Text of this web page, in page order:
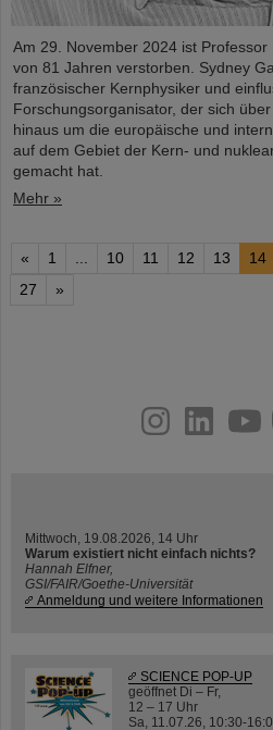
Am 29. November 2024 ist Professor
von 81 Jahren verstorben. Sydney
französischer Kernphysiker und
Forschungsorganisator, der sich
hinaus um die europäische und
auf dem Gebiet der Kern- und
gemacht hat.
Mehr »
« 1 10 11 12 13 14
27
»
youtube
helmholtz.social
facebook
Mittwoch, 19.08.2026, 14 Uhr
Warum existiert nicht einfach nichts?
Hannah Elfner,
GSI/FAIR/Goethe-Universität
Anmeldung und weitere Informationen
SCIENCE POP-UP
geöffnet Di – Fr,
12 – 17 Uhr
Sa, 11.07.26, 10:30-